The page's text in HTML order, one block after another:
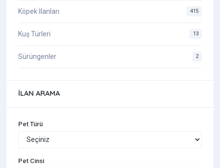
Köpek İlanları 415
Kuş Türleri 13
Sürüngenler 2
İLAN ARAMA
Pet Türü
Pet Cinsi